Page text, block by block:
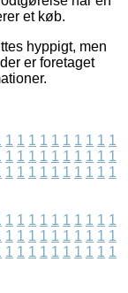
et køb.
hyppigt, men
er foretaget
1 1 1 1 1 1 1 1 1 1
1 1 1 1 1 1 1 1 1 1
1 1 1 1 1 1 1 1 1 1
1 1 1 1 1 1 1 1 1 1
1 1 1 1 1 1 1 1 1 1
1 1 1 1 1 1 1 1 1 1